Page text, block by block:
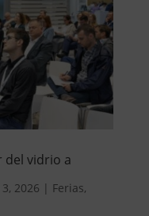
del vidrio a
2026 | Ferias,